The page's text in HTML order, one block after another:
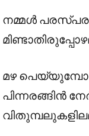
നമ്മൾ
മഴ
പിന്നരങ്ങിൻ